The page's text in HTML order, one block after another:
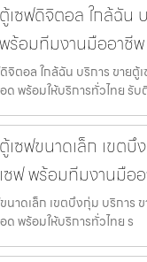
ซฟดิจิตอล ใกล้ฉัน
ร้อมทีมงานมืออาชีพ
จิตอล ใกล้ฉัน บริการ ขายตู้
พร้อมให้บริการทั่วไทย รับ
ซฟขนาดเล็ก เขต
ซฟ พร้อมทีมงานมือ
นาดเล็ก เขตบึงกุ่ม บริการ
พร้อมให้บริการทั่วไทย ร